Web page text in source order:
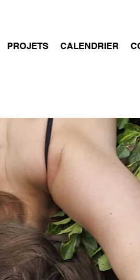
PROJETS CALENDRIER